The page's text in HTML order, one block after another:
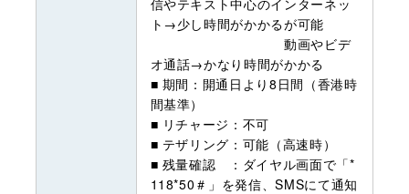
ト→少し時間がかかるが可能
動画やビデ
オ通話→かなり時間がかかる
■ 期間：開通日より8日間（香港時
間基準）
■ リチャージ：不可
■ テザリング：可能（高速時）
■ 残量確認 ：ダイヤル画面で「*
118*50＃」を発信、SMSにて通知